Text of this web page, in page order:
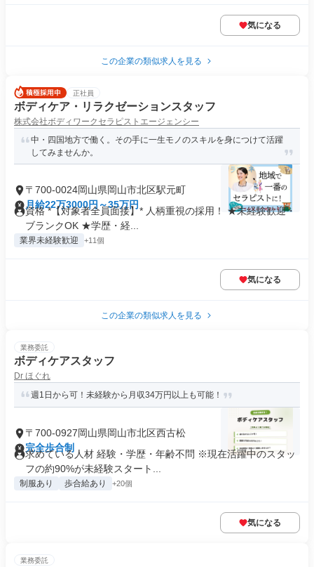
気になる
この企業の類似求人を見る
正社員
ボディケア・リラクゼーションスタッフ
株式会社ボディワークセラピストエージェンシー
中・四国地方で働く。その手に一生モノのスキルを身につけて活躍
してみませんか。
〒700-0024岡山県岡山市北区駅元町
月給22万3000円～35万円
資格 *【対象者全員面接】* 人柄重視の採用！ ★未経験歓迎・
ブランクOK ★学歴・経...
業界未経験歓迎 +11個
気になる
この企業の類似求人を見る
業務委託
ボディケアスタッフ
Dr ほぐれ
週1日から可！未経験から月収34万円以上も可能！
〒700-0927岡山県岡山市北区西古松
完全歩合制
求めている人材 経験・学歴・年齢不問 ※現在活躍中のスタッ
フの約90%が未経験スタート...
制服あり 歩合給あり +20個
気になる
業務委託